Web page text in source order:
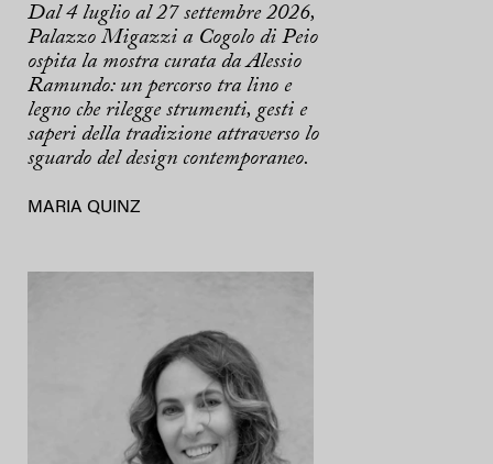
Dal 4 luglio al 27 settembre 2026,
Palazzo Migazzi a Cogolo di Peio
ospita la mostra curata da Alessio
Ramundo: un percorso tra lino e
legno che rilegge strumenti, gesti e
saperi della tradizione attraverso lo
sguardo del design contemporaneo.
MARIA QUINZ